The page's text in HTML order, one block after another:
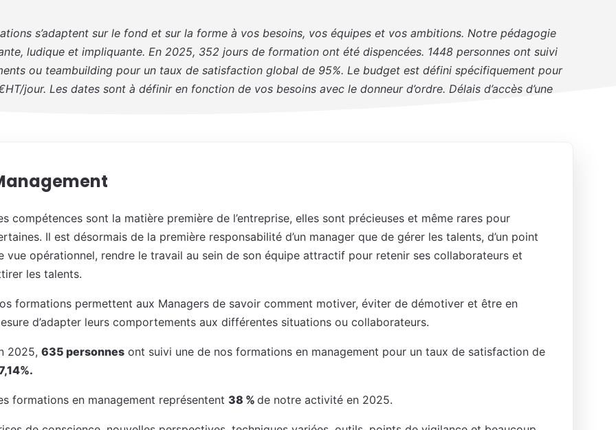
s’adaptent sur le fond et sur la forme à vos besoins, vos équipes et vos ambitions. Notre pédagogie
ludique et impliquante. En 2025, 352 jours de formation ont été dispencées. 1448 personnes ont suivi
ou teambuilding pour un taux de satisfaction global de 95%. Le budget est défini spécifiquement pour
jour. Les dates sont à définir en fonction de vos besoins avec le donneur d’ordre. Délais d’accès d’une
compétences sont la matière première de l’entreprise, elles sont précieuses et même rares pour
Il est désormais de la première responsabilité d’un manager que de gérer les talents, d’un point
vue opérationnel, rendre le travail au sein de son équipe attractif pour retenir ses collaborateurs et
les talents.
formations permettent aux Managers de savoir comment motiver, éviter de démotiver et être en
d’adapter leurs comportements aux différentes situations ou collaborateurs.
2025, 635 personnes ont suivi une de nos formations en management pour un taux de satisfaction de
formations en management représentent 38 % de notre activité en 2025.